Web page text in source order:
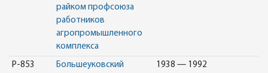
райком профсоюза
работников
агропромышленного
комплекса
Р-853
Большеуковский
1938 — 1992